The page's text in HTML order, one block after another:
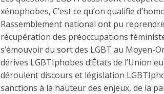
xénophobes, C’est ce qu’on qualifie
Rassemblement national ont pu
récupération des préoccupations
s’émouvoir du sort des LGBT au Moyen-
dérives LGBTIphobes d’États de l’Union
déroulent discours et législation
sanctions à la hauteur des enjeux, de la